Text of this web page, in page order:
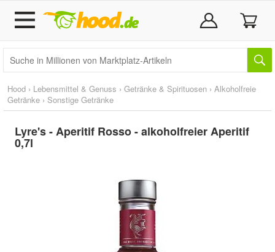
Hood › Lebensmittel & Genuss › Getränke & Spirituosen › Alkoholfreie
Getränke › Sonstige Getränke
Lyre's - Aperitif Rosso - alkoholfreier Aperitif
0,7l